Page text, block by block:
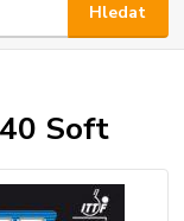
Hledat
Soft